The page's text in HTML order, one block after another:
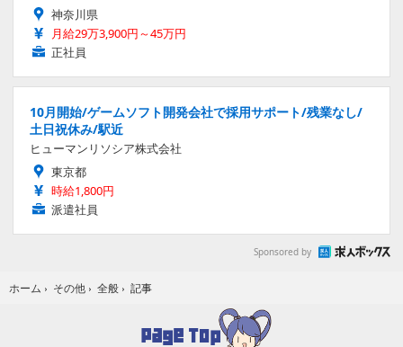
神奈川県
月給29万3,900円～45万円
正社員
10月開始/ゲームソフト開発会社で採用サポート/残業なし/
土日祝休み/駅近
ヒューマンリソシア株式会社
東京都
時給1,800円
派遣社員
Sponsored by
ホーム › その他 › 全般 › 記事